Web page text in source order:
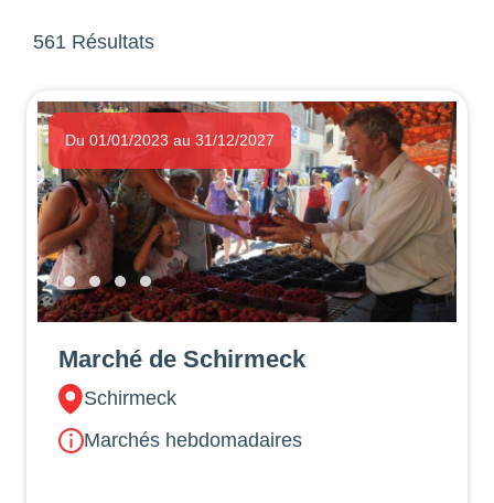
561 Résultats
Du 01/01/2023 au 31/12/2027
Marché de Schirmeck
Schirmeck
Marchés hebdomadaires